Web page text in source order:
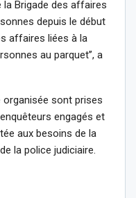
la Brigade des affaires
depuis le début
affaires liées à la
au parquet’’, a
organisée sont prises
engagés et
aux besoins de la
la police judiciaire.